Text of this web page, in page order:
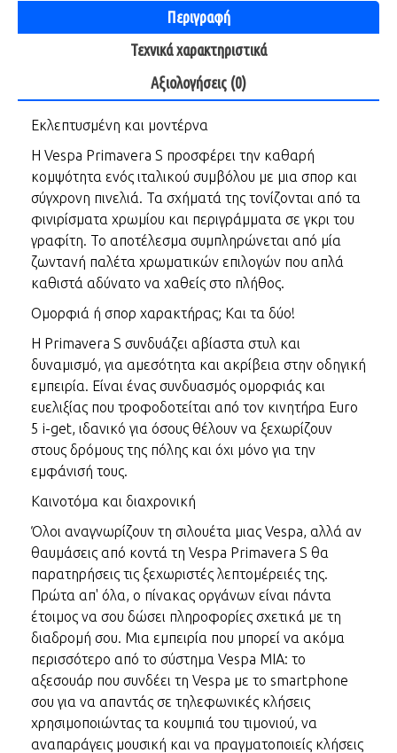
Περιγραφή
Τεχνικά χαρακτηριστικά
Αξιολογήσεις (0)
Εκλεπτυσμένη και μοντέρνα
Η Vespa Primavera S προσφέρει την καθαρή
κομψότητα ενός ιταλικού συμβόλου με μια σπορ και
σύγχρονη πινελιά. Τα σχήματά της τονίζονται από τα
φινιρίσματα χρωμίου και περιγράμματα σε γκρι του
γραφίτη. Το αποτέλεσμα συμπληρώνεται από μία
ζωντανή παλέτα χρωματικών επιλογών που απλά
καθιστά αδύνατο να χαθείς στο πλήθος.
Ομορφιά ή σπορ χαρακτήρας; Και τα δύο!
Η Primavera S συνδυάζει αβίαστα στυλ και
δυναμισμό, για αμεσότητα και ακρίβεια στην οδηγική
εμπειρία. Είναι ένας συνδυασμός ομορφιάς και
ευελιξίας που τροφοδοτείται από τον κινητήρα Euro
5 i-get, ιδανικό για όσους θέλουν να ξεχωρίζουν
στους δρόμους της πόλης και όχι μόνο για την
εμφάνισή τους.
Καινοτόμα και διαχρονική
Όλοι αναγνωρίζουν τη σιλουέτα μιας Vespa, αλλά αν
θαυμάσεις από κοντά τη Vespa Primavera S θα
παρατηρήσεις τις ξεχωριστές λεπτομέρειές της.
Πρώτα απ' όλα, ο πίνακας οργάνων είναι πάντα
έτοιμος να σου δώσει πληροφορίες σχετικά με τη
διαδρομή σου. Μια εμπειρία που μπορεί να ακόμα
περισσότερο από το σύστημα Vespa MIA: το
αξεσουάρ που συνδέει τη Vespa με το smartphone
σου για να απαντάς σε τηλεφωνικές κλήσεις
χρησιμοποιώντας τα κουμπιά του τιμονιού, να
αναπαράγεις μουσική και να πραγματοποιείς κλήσεις